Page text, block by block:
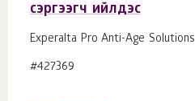
сэргээгч ийлдэс
Experalta Pro Anti-Age Solutions
#427369